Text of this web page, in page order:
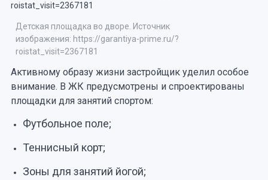
Детская площадка во дворе. Источник
изображения: https://garantiya-prime.ru/?
roistat_visit=2367181
Активному образу жизни застройщик уделил особое
внимание. В ЖК предусмотрены и спроектированы
площадки для занятий спортом:
Футбольное поле;
Теннисный корт;
Зоны для занятий йогой;